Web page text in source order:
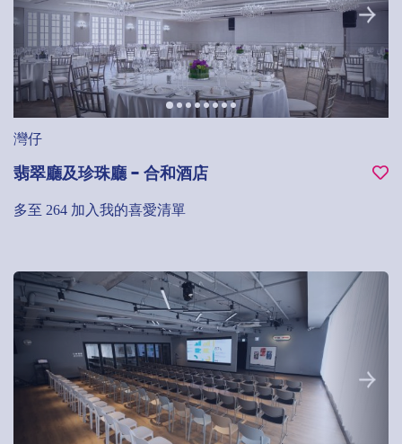
灣仔
翡翠廳及珍珠廳 - 合和酒店
多至 264 加入我的喜愛清單